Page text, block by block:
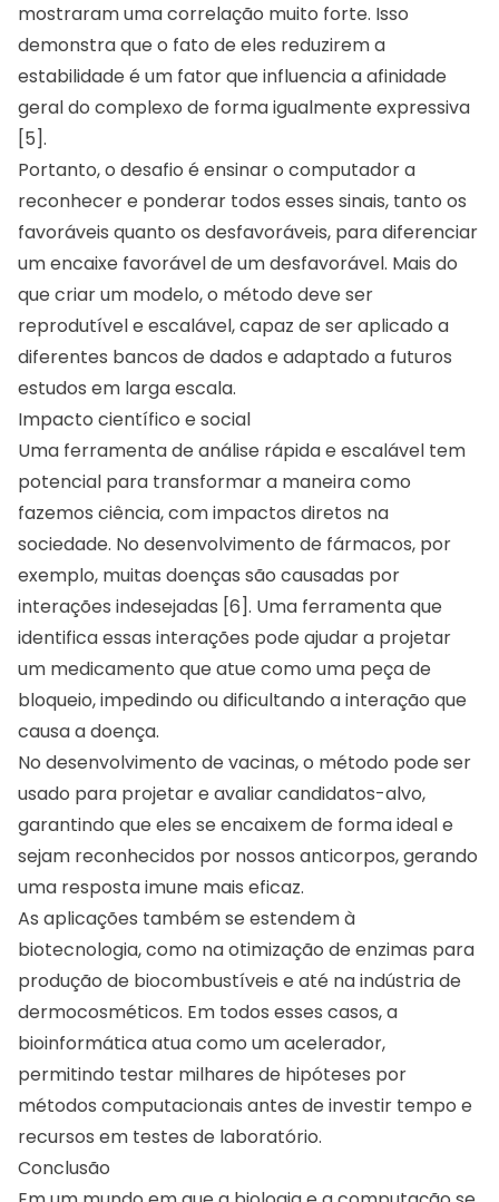
mostraram uma correlação muito forte. Isso
demonstra que o fato de eles reduzirem a
estabilidade é um fator que influencia a afinidade
geral do complexo de forma igualmente expressiva
[5].
Portanto, o desafio é ensinar o computador a
reconhecer e ponderar todos esses sinais, tanto os
favoráveis quanto os desfavoráveis, para diferenciar
um encaixe favorável de um desfavorável. Mais do
que criar um modelo, o método deve ser
reprodutível e escalável, capaz de ser aplicado a
diferentes bancos de dados e adaptado a futuros
estudos em larga escala.
Impacto científico e social
Uma ferramenta de análise rápida e escalável tem
potencial para transformar a maneira como
fazemos ciência, com impactos diretos na
sociedade. No desenvolvimento de fármacos, por
exemplo, muitas doenças são causadas por
interações indesejadas [6]. Uma ferramenta que
identifica essas interações pode ajudar a projetar
um medicamento que atue como uma peça de
bloqueio, impedindo ou dificultando a interação que
causa a doença.
No desenvolvimento de vacinas, o método pode ser
usado para projetar e avaliar candidatos-alvo,
garantindo que eles se encaixem de forma ideal e
sejam reconhecidos por nossos anticorpos, gerando
uma resposta imune mais eficaz.
As aplicações também se estendem à
biotecnologia, como na otimização de enzimas para
produção de biocombustíveis e até na indústria de
dermocosméticos. Em todos esses casos, a
bioinformática atua como um acelerador,
permitindo testar milhares de hipóteses por
métodos computacionais antes de investir tempo e
recursos em testes de laboratório.
Conclusão